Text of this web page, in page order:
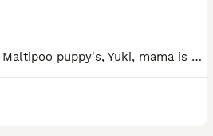
Wij hebben nog 1 teefje Maltipoo puppy's, Yuki, mama is Maltipoo, papa toypoedel en volledig getest. Mama, foto 11, en papa, foto 10, wonen beiden bij ons. Onze puppy's zijn gechipt, 2 x vaccinatie gehad, ontwormd volgens schema, nagekeken door onze dierenarts en geregistreerd bij NDG Nederland. Alle puppy's hebben een Europees Nederlands paspoort. Onze pups zijn geboren en opgegroeid in onze woonkamer zodat ze alle geluiden (tv, stofzuiger etc, meekrijgen voor een goede socialisatie. Wij zijn in bezit van UBN nummer. Wij zoeken voor onze pups een baasje voor het leven, die veel tijd aan de pups kunnen besteden, ze maken graag deel uit van het gezin, het liefst met tuin omdat ze graag buiten spelen Als de pups verhuizen naar hun nieuwe baasjes krijgen ze brokjes voor de eerste weken, mandje, speeltjes, nestgeurtje mee.